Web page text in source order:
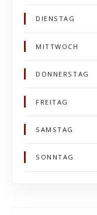
DIENSTAG
MITTWOCH
DONNERSTAG
FREITAG
SAMSTAG
SONNTAG